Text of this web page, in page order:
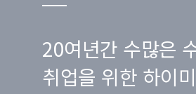
20여년간 수많은
취업을 위한 하이